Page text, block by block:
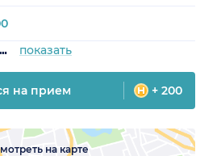
+7 (812) 200-77-54 показать
на прием + 200
на карте